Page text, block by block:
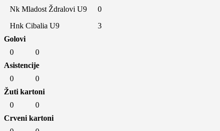
Nk Mladost Ždralovi U9
0
Hnk Cibalia U9
3
Golovi
0
0
Asistencije
0
0
Žuti kartoni
0
0
Crveni kartoni